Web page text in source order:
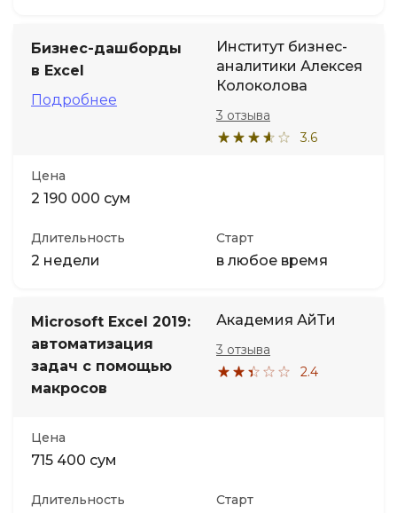
Бизнес-дашборды
в Excel
Подробнее
Институт бизнес-
аналитики Алексея
Колоколова
3.6
3 отзыва
Цена
2 190 000 сум
Длительность
2 недели
Старт
в любое время
Microsoft Excel 2019:
автоматизация
задач с помощью
макросов
Академия АйТи
2.4
3 отзыва
Цена
715 400 сум
Длительность Старт